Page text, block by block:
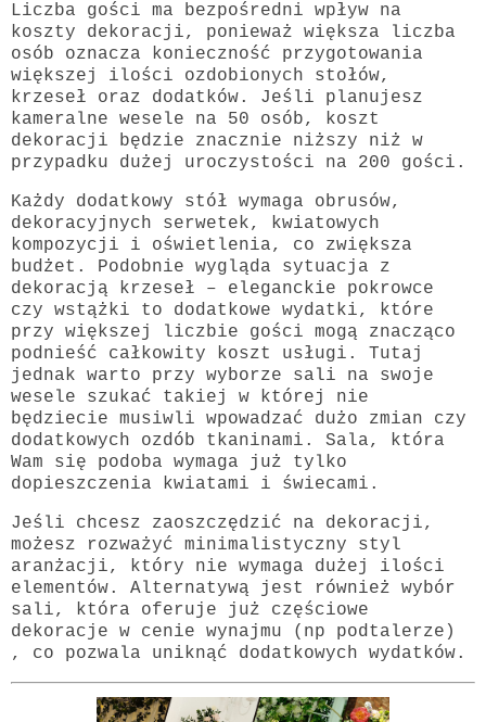
Liczba gości ma bezpośredni wpływ na
koszty dekoracji, ponieważ większa liczba
osób oznacza konieczność przygotowania
większej ilości ozdobionych stołów,
krzeseł oraz dodatków. Jeśli planujesz
kameralne wesele na 50 osób, koszt
dekoracji będzie znacznie niższy niż w
przypadku dużej uroczystości na 200 gości.
Każdy dodatkowy stół wymaga obrusów,
dekoracyjnych serwetek, kwiatowych
kompozycji i oświetlenia, co zwiększa
budżet. Podobnie wygląda sytuacja z
dekoracją krzeseł – eleganckie pokrowce
czy wstążki to dodatkowe wydatki, które
przy większej liczbie gości mogą znacząco
podnieść całkowity koszt usługi. Tutaj
jednak warto przy wyborze sali na swoje
wesele szukać takiej w której nie
będziecie musiwli wpowadzać dużo zmian czy
dodatkowych ozdób tkaninami. Sala, która
Wam się podoba wymaga już tylko
dopieszczenia kwiatami i świecami.
Jeśli chcesz zaoszczędzić na dekoracji,
możesz rozważyć minimalistyczny styl
aranżacji, który nie wymaga dużej ilości
elementów. Alternatywą jest również wybór
sali, która oferuje już częściowe
dekoracje w cenie wynajmu (np podtalerze)
, co pozwala uniknąć dodatkowych wydatków.